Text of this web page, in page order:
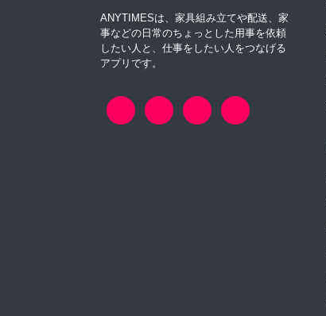
ANYTIMESは、家具組み立てや配送、家
事などの日常のちょっとした用事を依頼
したい人と、仕事をしたい人をつなげる
アプリです。